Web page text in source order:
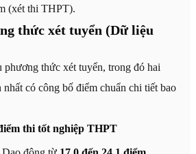
(xét thi THPT).
thức xét tuyển (Dữ liệu
phương thức xét tuyển, trong đó hai
có công bố điểm chuẩn chi tiết bao
thi tốt nghiệp THPT